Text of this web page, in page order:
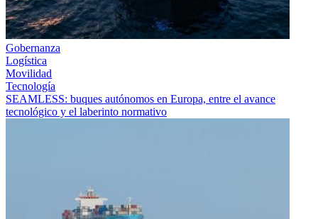
Gobernanza
Logística
Movilidad
Tecnología
SEAMLESS: buques autónomos en Europa, entre el avance
tecnológico y el laberinto normativo